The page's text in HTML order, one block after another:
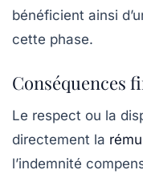
bénéficient ainsi
cette phase.
Conséquences
Le respect ou la
directement la
l’indemnité